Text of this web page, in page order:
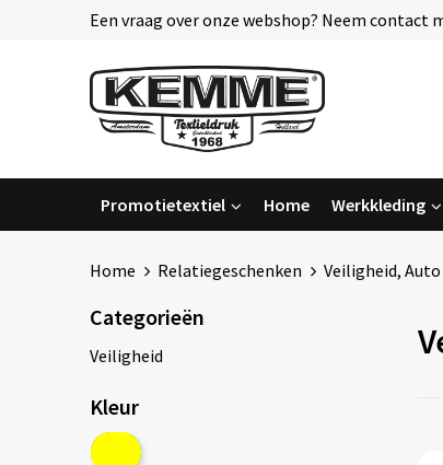
Een vraag over onze webshop? Neem
Promotietextiel Home Werkkleding
Home Relatiegeschenken Veiligheid,
Categorieën
Veiligheid
Kleur